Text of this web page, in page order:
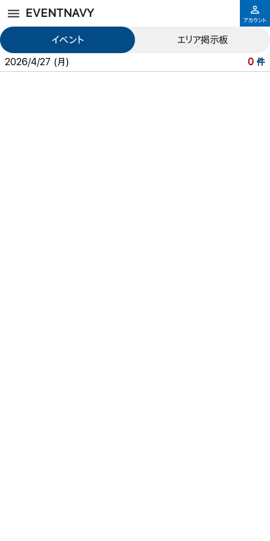
EVENTNAVY
イベント エリア掲示板
アカウント
2026/4/27 (月) 0 件